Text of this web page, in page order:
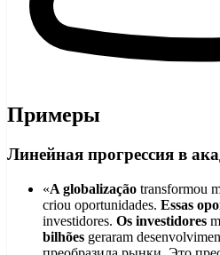
Примеры
Линейная прогрессия в
«A globalização transformou
criou oportunidades. Essas
investidores. Os investidores
bilhões geraram